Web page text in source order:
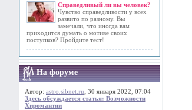
Справедливый ли вы человек?
Чувство справедливости у всех
развито по разному. Вы
замечали, что иногда вам
приходится думать о мотиве своих
поступков? Пройдите тест!
На форуме
Автор: astro.sibnet.ru , 30 января 2022, 07:04
Здесь обсуждается статья: Возможности
Хиромантии